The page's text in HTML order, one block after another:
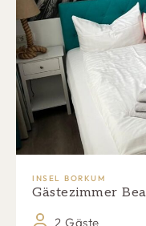
INSEL BORKUM
Gästezimmer
2 Gäste